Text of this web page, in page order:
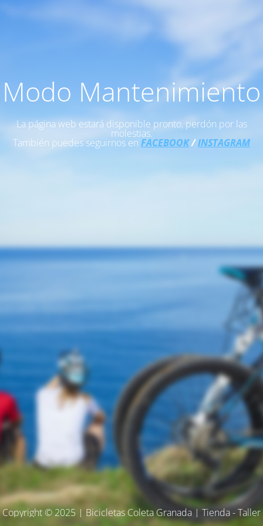
Modo Mantenimiento
La página web estará disponible pronto, perdón por las
molestias.
También puedes seguirnos en FACEBOOK/INSTAGRAM
Copyright © 2025 | Bicicletas Coleta Granada | Tienda - Taller